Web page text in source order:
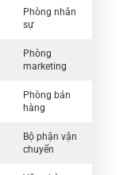
Phòng nhân
sự
Phòng
marketing
Phòng bán
hàng
Bộ phận vận
chuyển